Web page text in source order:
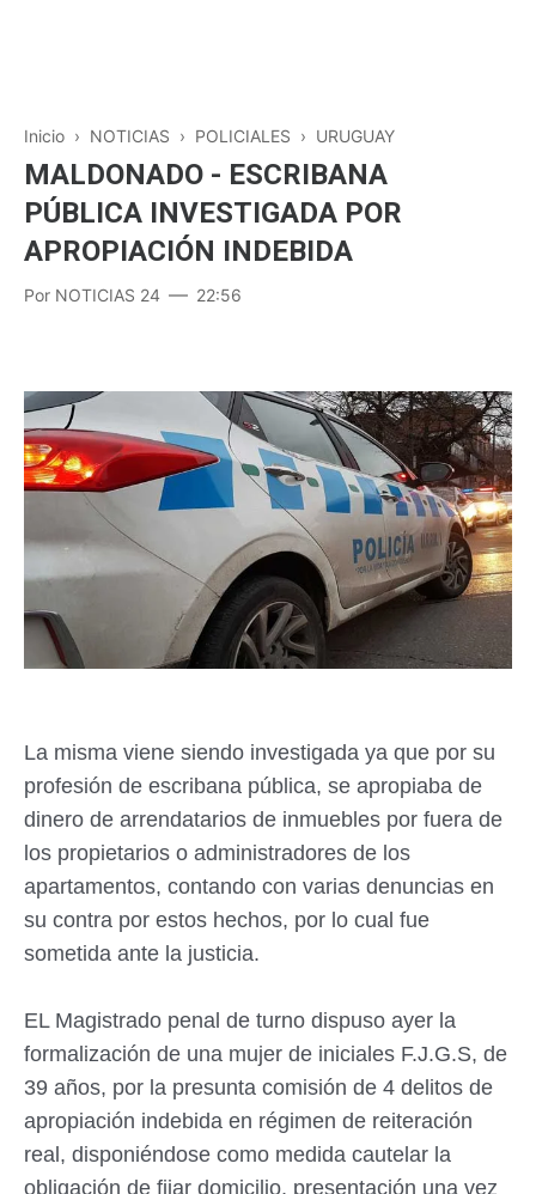
Inicio › NOTICIAS › POLICIALES › URUGUAY
MALDONADO - ESCRIBANA
PÚBLICA INVESTIGADA POR
APROPIACIÓN INDEBIDA
Por NOTICIAS 24 22:56
La misma viene siendo investigada ya que por su
profesión de escribana pública, se apropiaba de
dinero de arrendatarios de inmuebles por fuera de
los propietarios o administradores de los
apartamentos, contando con varias denuncias en
su contra por estos hechos, por lo cual fue
sometida ante la justicia.
EL Magistrado penal de turno dispuso ayer la
formalización de una mujer de iniciales F.J.G.S, de
39 años, por la presunta comisión de 4 delitos de
apropiación indebida en régimen de reiteración
real, disponiéndose como medida cautelar la
obligación de fijar domicilio, presentación una vez